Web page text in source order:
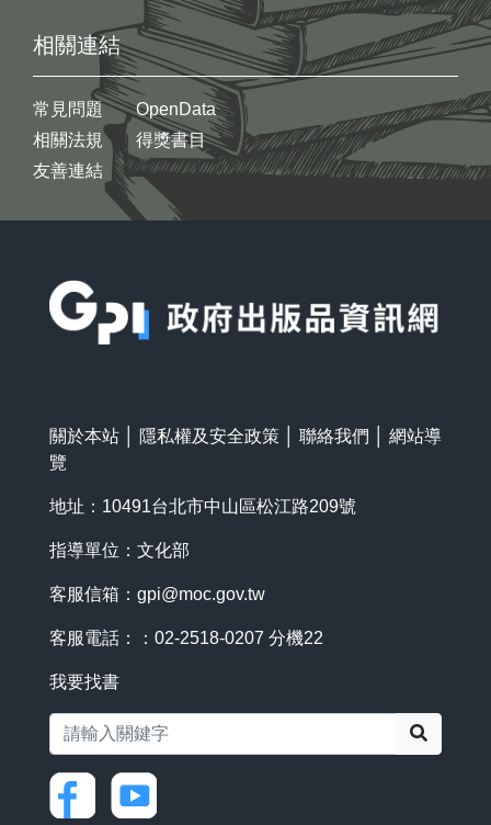
相關連結
常見問題
相關法規
友善連結
OpenData
得獎書目
關於本站 隱私權及安全政策 聯絡我們
網站導
覽
地址：10491台北市中山區松江路209號
指導單位：文化部
客服信箱： gpi@moc.gov.tw
客服電話：：02-2518-0207 分機22
我要找書